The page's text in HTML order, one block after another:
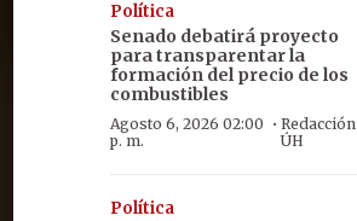
Política
Senado debatirá proyecto
para transparentar la
formación del precio de los
combustibles
Agosto 6, 2026 02:00
p. m.
· Redacción
ÚH
Política